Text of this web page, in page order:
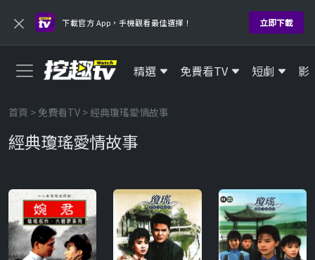
× 下載官方 App，手機觀看最佳選擇！ 立即下載
精選 免費看TV 短劇 影
首頁 > 免費看TV > 經典瓊瑤愛情故事
經典瓊瑤愛情故事